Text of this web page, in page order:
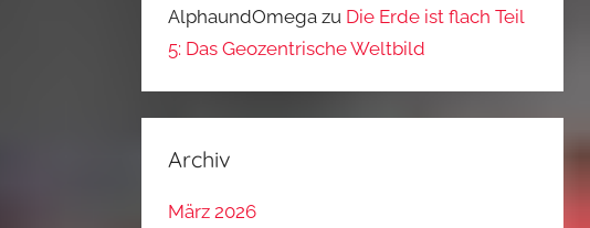
AlphaundOmega zu Die Erde ist flach Teil
5: Das Geozentrische Weltbild
Archiv
März 2026